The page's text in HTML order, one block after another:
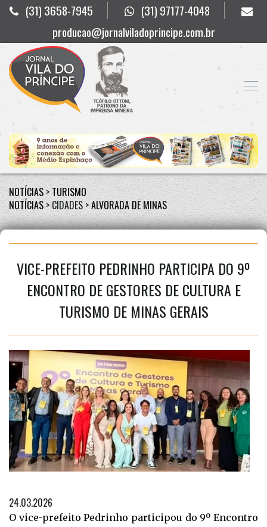
(31) 3658-7945
(31) 97177-4048
producao@jornalviladoprincipe.com.br
NOTÍCIAS > TURISMO
NOTÍCIAS > CIDADES >ALVORADA DE MINAS
VICE-PREFEITO PEDRINHO PARTICIPA DO 9º
ENCONTRO DE GESTORES DE CULTURA E
TURISMO DE MINAS GERAIS
24.03.2026
O vice-prefeito Pedrinho participou do 9º Encontro